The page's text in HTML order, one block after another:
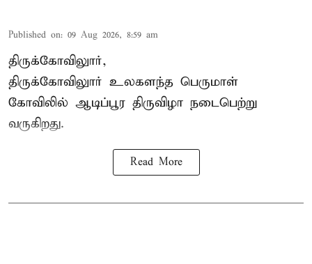
Published on: 09 Aug 2026, 8:59 am
திருக்கோவிலுார்,
திருக்கோவிலுார் உலகளந்த பெருமாள்
கோவிலில் ஆடிப்பூர திருவிழா நடைபெற்று
வருகிறது.
Read More